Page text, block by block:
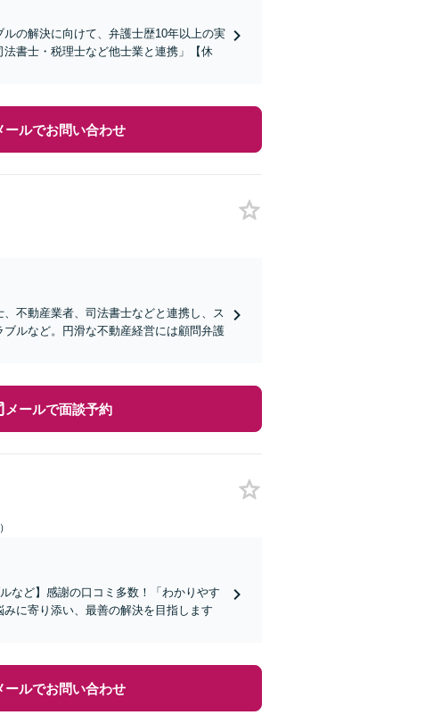
の解決に向けて、弁護士歴10年以上の実
書士・税理士など他士業と連携」【休
ールでお問い合わせ
不動産業者、司法書士などと連携し、ス
ルなど。円滑な不動産経営には顧問弁護
メールで面談予約
など】感謝の口コミ多数！「わかりやす
に寄り添い、最善の解決を目指します
ールでお問い合わせ